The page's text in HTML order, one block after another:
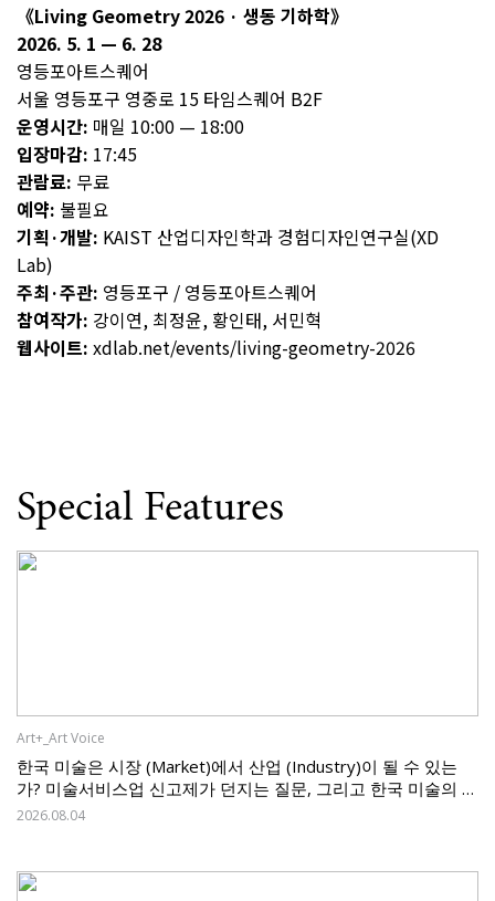
《Living Geometry 2026 · 생동 기하학》
2026. 5. 1 — 6. 28
영등포아트스퀘어
서울 영등포구 영중로 15 타임스퀘어 B2F
운영시간: 매일 10:00 — 18:00
입장마감: 17:45
관람료: 무료
예약: 불필요
기획·개발: KAIST 산업디자인학과 경험디자인연구실(XD
Lab)
주최·주관: 영등포구 / 영등포아트스퀘어
참여작가: 강이연, 최정윤, 황인태, 서민혁
웹사이트: xdlab.net/events/living-geometry-2026
Special Features
Art+_Art Voice
한국 미술은 시장 (Market)에서 산업 (Industry)이 될 수 있는
가? 미술서비스업 신고제가 던지는 질문, 그리고 한국 미술의 과
제
2026.08.04